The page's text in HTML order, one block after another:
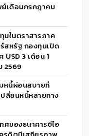
เดือนกรกฎาคม
นในตราสารภาค
สหรัฐ กองทุนเปิด
USD 3 เดือน 1
2569
หนี้ผ่อนสบายที่
ปลี่ยนหนี้หลายทาง
ของธนาคารซีไอ